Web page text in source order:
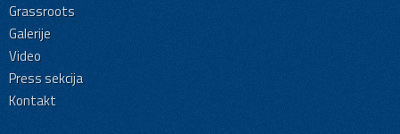
Grassroots
Galerije
Video
Press sekcija
Kontakt